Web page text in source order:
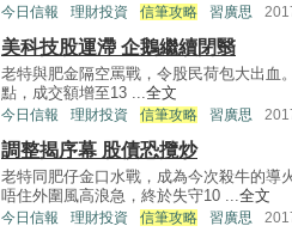
今日信報 理財投資 信筆攻略 習廣思
美科技股運滯 企鵝繼續閉翳
老特與肥金隔空罵戰，令股民荷包大出血
點，成交額增至13 ...全文
今日信報 理財投資 信筆攻略 習廣思
調整揭序幕 股債恐攬炒
老特同肥仔金口水戰，成為今次殺牛的導
唔住外圍風高浪急，終於失守10 ...全文
今日信報 理財投資 信筆攻略 習廣思